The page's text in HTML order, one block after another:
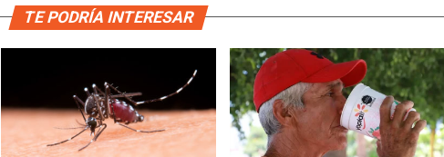
TE PODRÍA INTERESAR